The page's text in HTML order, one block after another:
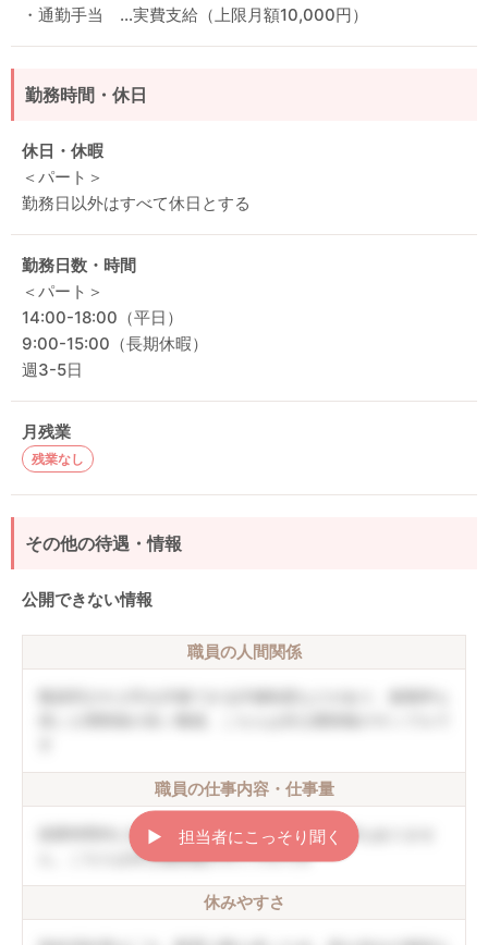
・通勤手当 …実費支給（上限月額10,000円）
勤務時間・休日
休日・休暇
＜パート＞
勤務日以外はすべて休日とする
勤務日数・時間
＜パート＞
14:00-18:00（平日）
9:00-15:00（長期休暇）
週3-5日
月残業
残業なし
その他の待遇・情報
公開できない情報
職員の人間関係
職員の仕事内容・仕事量
就業時間内に終わることができ、持ち帰り仕事もありませ
ん。こちらは非公開情報のサンプルです
休みやすさ
▶︎ 担当者にこっそり聞く